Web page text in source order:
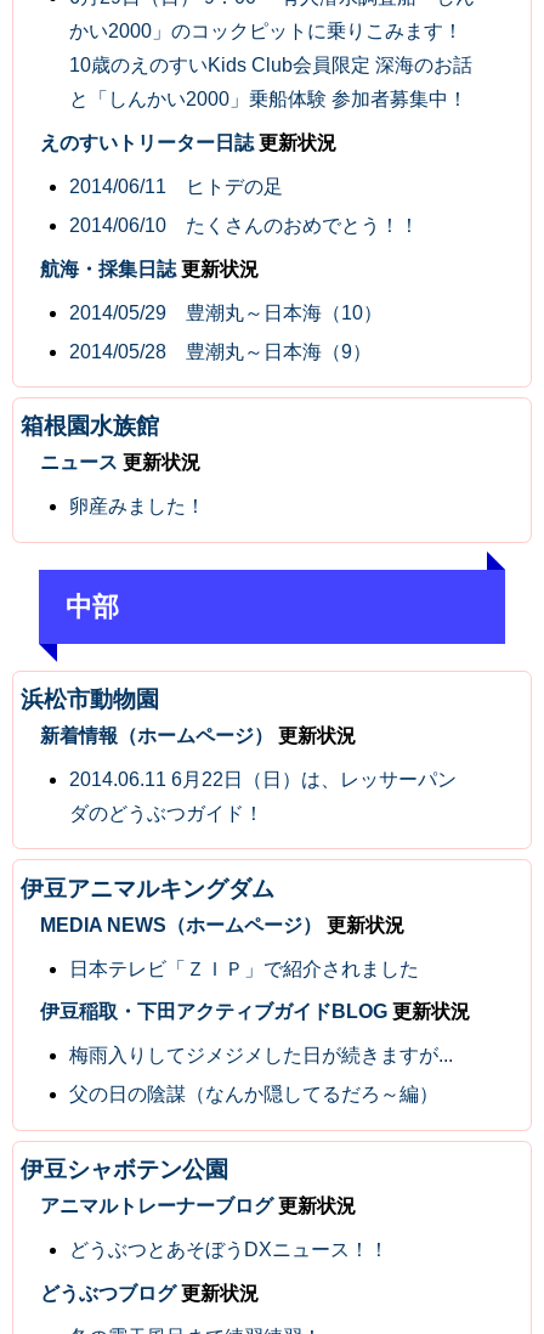
かい2000」のコックピットに乗りこみます！
10歳のえのすいKids Club会員限定 深海のお話
と「しんかい2000」乗船体験 参加者募集中！
えのすいトリーター日誌 更新状況
2014/06/11 ヒトデの足
2014/06/10 たくさんのおめでとう！！
航海・採集日誌 更新状況
2014/05/29 豊潮丸～日本海（10）
2014/05/28 豊潮丸～日本海（9）
箱根園水族館
ニュース 更新状況
卵産みました！
中部
浜松市動物園
新着情報（ホームページ） 更新状況
2014.06.11 6月22日（日）は、レッサーパン
ダのどうぶつガイド！
伊豆アニマルキングダム
MEDIA NEWS（ホームページ） 更新状況
日本テレビ「ＺＩＰ」で紹介されました
伊豆稲取・下田アクティブガイドBLOG 更新状況
梅雨入りしてジメジメした日が続きますが...
父の日の陰謀（なんか隠してるだろ～編）
伊豆シャボテン公園
アニマルトレーナーブログ更新状況
どうぶつとあそぼうDXニュース！！
どうぶつブログ更新状況